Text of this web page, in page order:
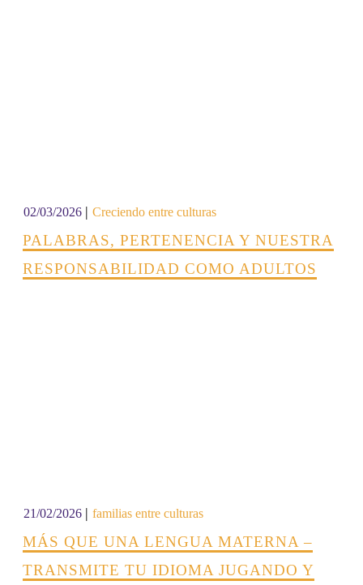
02/03/2026 | Creciendo entre culturas
PALABRAS, PERTENENCIA Y NUESTRA
RESPONSABILIDAD COMO ADULTOS
21/02/2026 | familias entre culturas
MÁS QUE UNA LENGUA MATERNA –
TRANSMITE TU IDIOMA JUGANDO Y